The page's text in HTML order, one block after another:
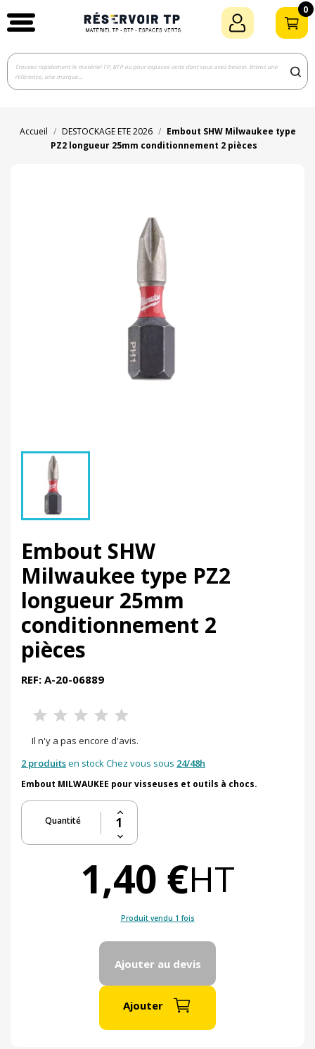
0
Accueil DESTOCKAGE ETE 2026
Embout SHW Milwaukee type
PZ2 longueur 25mm conditionnement 2 pièces
Embout SHW
Milwaukee type PZ2
longueur 25mm
conditionnement 2
pièces
REF: A-20-06889
Il n'y a pas encore d'avis.
2 produitsen stock Chez vous sous 24/48h
Embout MILWAUKEE pour visseuses et outils à chocs.
Quantité
1,40 €HT
Produit vendu 1 fois
Ajouter au devis
Ajouter